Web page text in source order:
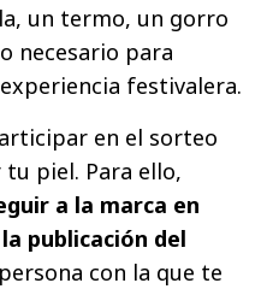
un termo, un gorro
necesario para
festivalera.
en el sorteo
piel. Para ello,
a la marca en
publicación del
con la que te